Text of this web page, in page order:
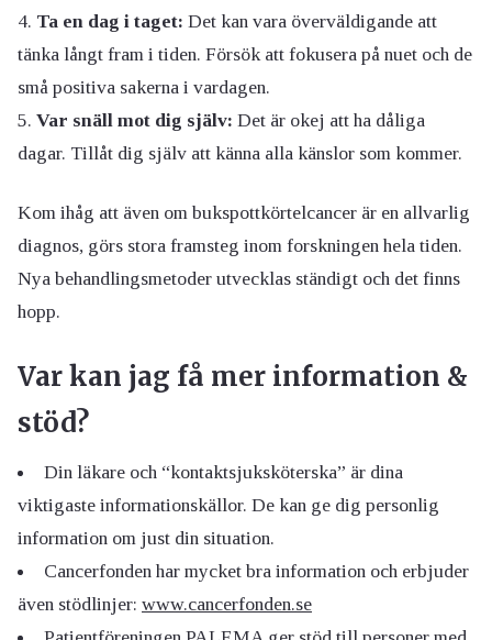
Ta en dag i taget: Det kan vara överväldigande att
tänka långt fram i tiden. Försök att fokusera på nuet och de
små positiva sakerna i vardagen.
Var snäll mot dig själv: Det är okej att ha dåliga
dagar. Tillåt dig själv att känna alla känslor som kommer.
Kom ihåg att även om bukspottkörtelcancer är en allvarlig
diagnos, görs stora framsteg inom forskningen hela tiden.
Nya behandlingsmetoder utvecklas ständigt och det finns
hopp.
Var kan jag få mer information &
stöd?
Din läkare och “kontaktsjuksköterska” är dina
viktigaste informationskällor. De kan ge dig personlig
information om just din situation.
Cancerfonden har mycket bra information och erbjuder
även stödlinjer: www.cancerfonden.se